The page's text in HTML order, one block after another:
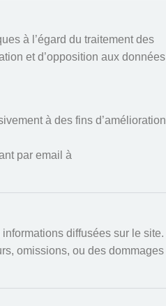
à l’égard du traitement des
et d’opposition aux données
à des fins d’amélioration
par email à
diffusées sur le site.
omissions, ou des dommages